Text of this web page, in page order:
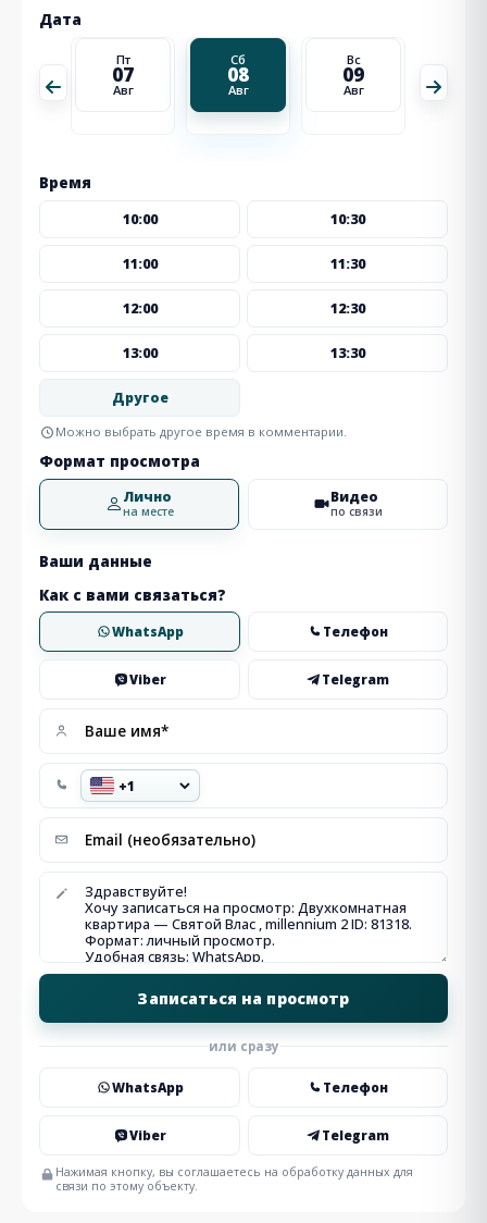
Дата
Пт
07
Авг
Сб
08
Авг
Вс
09
Авг
Время
10:00 10:30
11:00 11:30
12:00 12:30
13:00 13:30
Другое
Можно выбрать другое время в комментарии.
Формат просмотра
Лично
на месте
Видео
по связи
Ваши данные
Как с вами связаться?
WhatsApp Телефон
Viber Telegram
или сразу
WhatsApp Телефон
Viber Telegram
Нажимая кнопку, вы соглашаетесь на обработку данных для
связи по этому объекту.